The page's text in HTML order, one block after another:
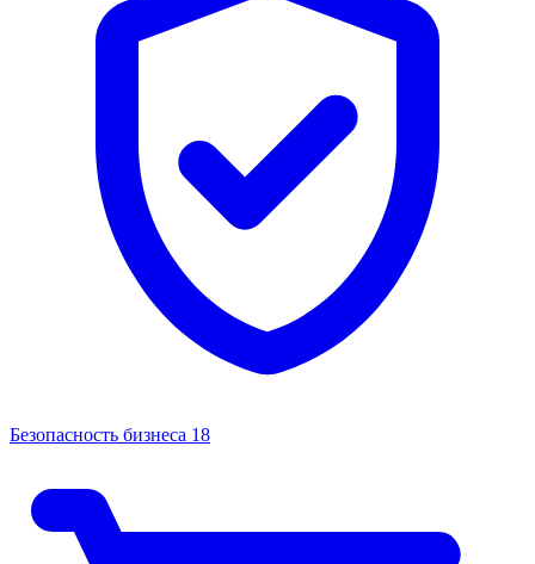
Безопасность бизнеса 18